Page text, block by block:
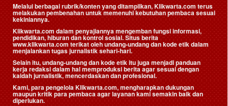
Melalui berbagai rubrik/konten yang ditampilkan, Klikwarta.com terus
melakukan pembenahan untuk memenuhi kebutuhan pembaca sesuai
kekiniannya.
Klikwarta.com dalam penyajiannya mengemban fungsi informasi,
pendidikan, hiburan dan kontrol sosial. Situs berita
www.klikwarta.com terikat oleh undang-undang dan kode etik dalam
menjalankan tugas jurnalistik sehari-hari.
Selain itu, undang-undang dan kode etik itu juga menjadi panduan
kerja redaksi dalam hal memproduksi berita agar sesuai dengan
kaidah jurnalistik, mencerdaskan dan profesional.
Kami, para pengelola Klikwarta.com, mengharapkan dukungan
maupun kritik para pembaca agar layanan kami semakin baik dan
diperlukan.